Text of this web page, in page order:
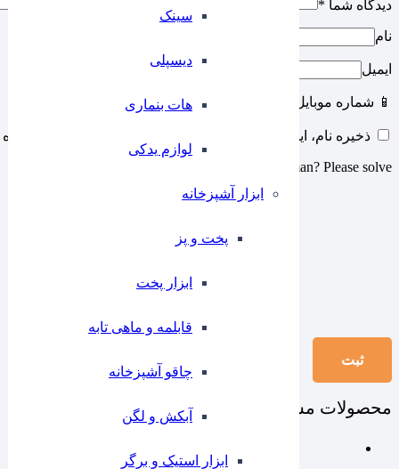
سینک
دیسپلی
هات بنماری
لوازم یدکی
ابزار آشپزخانه
پخت و پز
ابزار پخت
قابلمه و ماهی تابه
چاقو آشپزخانه
آبکش و لگن
ابزار استیک و برگر
دیدگاه شما *
نام
ایمیل
📱 شماره موبایل
ذخیره نام، ایمیل و وبسایت من در مرورگر برای زمانی که
Are you human? Please solve:
محصولات مشابه